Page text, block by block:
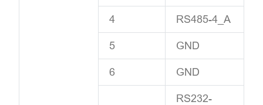
4 RS485-4_A
5 GND
6 GND
RS232-